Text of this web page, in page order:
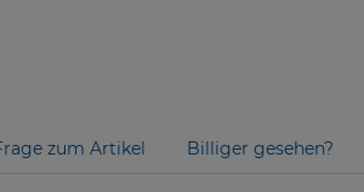
zum Artikel Billiger gesehen?